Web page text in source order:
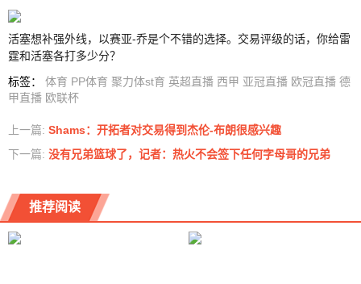
活塞想补强外线，以赛亚-乔是个不错的选择。交易评级的话，你给雷
霆和活塞各打多少分？
标签： 体育 PP体育 聚力体st育 英超直播 西甲 亚冠直播 欧冠直播 德
甲直播 欧联杯
上一篇: Shams：开拓者对交易得到杰伦-布朗很感兴趣
下一篇: 没有兄弟篮球了，记者：热火不会签下任何字母哥的兄弟
推荐阅读